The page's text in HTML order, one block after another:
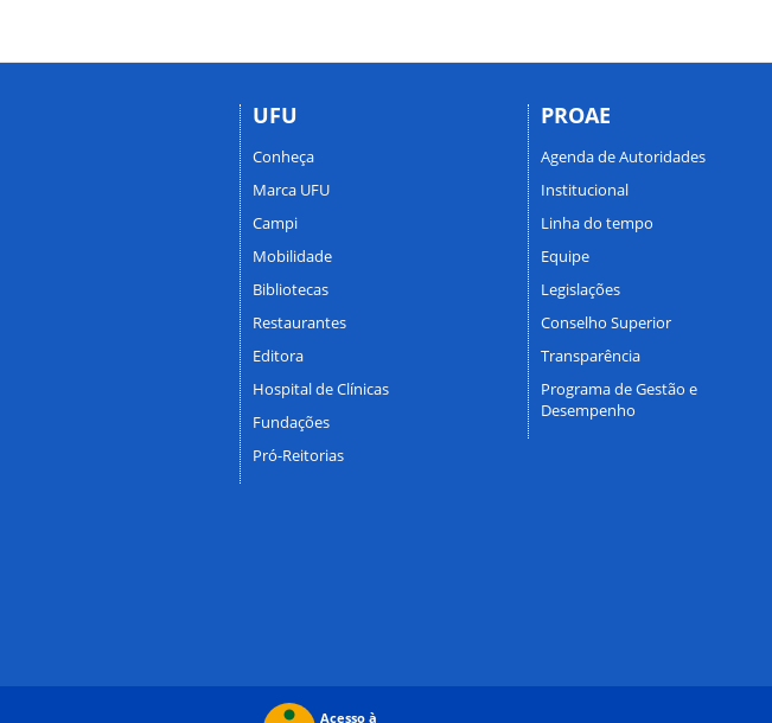
UFU
Conheça
Marca UFU
Campi
Mobilidade
Bibliotecas
Restaurantes
Editora
Hospital de Clínicas
Fundações
Pró-Reitorias
PROAE
Agenda de Autoridades
Institucional
Linha do tempo
Equipe
Legislações
Conselho Superior
Transparência
Programa de Gestão e
Desempenho